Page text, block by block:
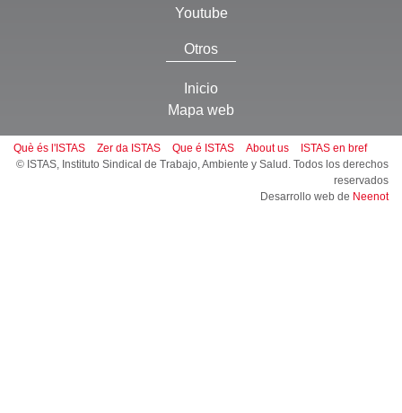
Youtube
Otros
Inicio
Mapa web
Què és l'ISTAS Zer da ISTAS Que é ISTAS About us
ISTAS en bref
© ISTAS, Instituto Sindical de Trabajo, Ambiente y Salud. Todos los derechos
reservados
Desarrollo web de Neenot